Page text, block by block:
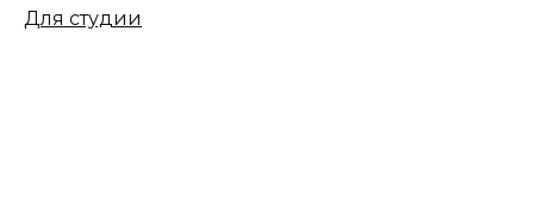
Для студии